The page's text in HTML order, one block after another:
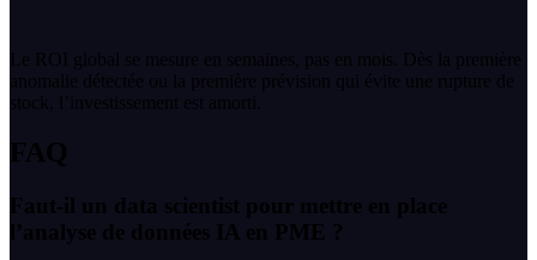
Le ROI global se mesure en semaines, pas en mois. Dès la première
anomalie détectée ou la première prévision qui évite une rupture de
stock, l’investissement est amorti.
FAQ
Faut-il un data scientist pour mettre en place
l’analyse de données IA en PME ?